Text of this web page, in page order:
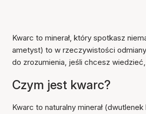
Kwarc to minerał, który spotkasz
ametyst) to w rzeczywistości
do zrozumienia, jeśli chcesz
Czym jest kwarc?
Kwarc to naturalny minerał